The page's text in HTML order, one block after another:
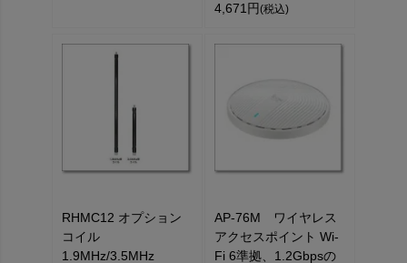
4,671円 (税込)
RHMC12 オプション
コイル
1.9MHz/3.5MHz
AP-76M ワイヤレス
アクセスポイント Wi-
Fi 6準拠、1.2Gbpsの